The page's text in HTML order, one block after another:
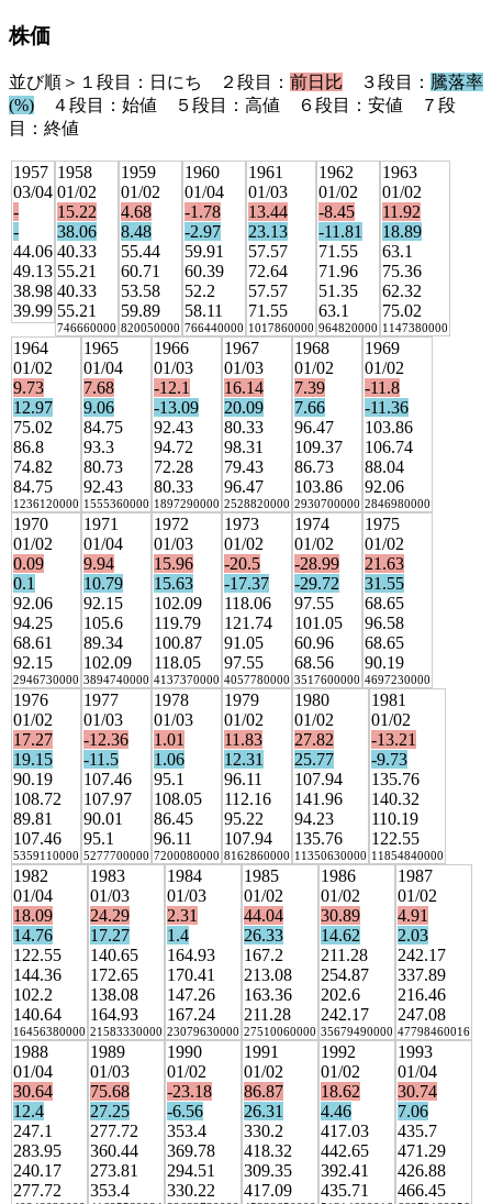
株価
並び順＞１段目：日にち ２段目： 前日比 ３段目： 騰落率
(%) ４段目：始値 ５段目：高値 ６段目：安値 ７段
目：終値
1957
03/04
-
-
44.06
49.13
38.98
39.99
1958
01/02
15.22
38.06
40.33
55.21
40.33
55.21
746660000
1959
01/02
4.68
8.48
55.44
60.71
53.58
59.89
820050000
1960
01/04
-1.78
-2.97
59.91
60.39
52.2
58.11
766440000
1961
01/03
13.44
23.13
57.57
72.64
57.57
71.55
1017860000
1962
01/02
-8.45
-11.81
71.55
71.96
51.35
63.1
964820000
1963
01/02
11.92
18.89
63.1
75.36
62.32
75.02
1147380000
1964
01/02
9.73
12.97
75.02
86.8
74.82
84.75
1236120000
1965
01/04
7.68
9.06
84.75
93.3
80.73
92.43
1555360000
1966
01/03
-12.1
-13.09
92.43
94.72
72.28
80.33
1897290000
1967
01/03
16.14
20.09
80.33
98.31
79.43
96.47
2528820000
1968
01/02
7.39
7.66
96.47
109.37
86.73
103.86
2930700000
1969
01/02
-11.8
-11.36
103.86
106.74
88.04
92.06
2846980000
1970
01/02
0.09
0.1
92.06
94.25
68.61
92.15
2946730000
1971
01/04
9.94
10.79
92.15
105.6
89.34
102.09
3894740000
1972
01/03
15.96
15.63
102.09
119.79
100.87
118.05
4137370000
1973
01/02
-20.5
-17.37
118.06
121.74
91.05
97.55
4057780000
1974
01/02
-28.99
-29.72
97.55
101.05
60.96
68.56
3517600000
1975
01/02
21.63
31.55
68.65
96.58
68.65
90.19
4697230000
1976
01/02
17.27
19.15
90.19
108.72
89.81
107.46
5359110000
1977
01/03
-12.36
-11.5
107.46
107.97
90.01
95.1
5277700000
1978
01/03
1.01
1.06
95.1
108.05
86.45
96.11
7200080000
1979
01/02
11.83
12.31
96.11
112.16
95.22
107.94
8162860000
1980
01/02
27.82
25.77
107.94
141.96
94.23
135.76
11350630000
1981
01/02
-13.21
-9.73
135.76
140.32
110.19
122.55
11854840000
1982
01/04
18.09
14.76
122.55
144.36
102.2
140.64
16456380000
1983
01/03
24.29
17.27
140.65
172.65
138.08
164.93
21583330000
1984
01/03
2.31
1.4
164.93
170.41
147.26
167.24
23079630000
1985
01/02
44.04
26.33
167.2
213.08
163.36
211.28
27510060000
1986
01/02
30.89
14.62
211.28
254.87
202.6
242.17
35679490000
1987
01/02
4.91
2.03
242.17
337.89
216.46
247.08
47798460016
1988
01/04
30.64
12.4
247.1
283.95
240.17
277.72
1989
01/03
75.68
27.25
277.72
360.44
273.81
353.4
1990
01/02
-23.18
-6.56
353.4
369.78
294.51
330.22
1991
01/02
86.87
26.31
330.2
418.32
309.35
417.09
1992
01/02
18.62
4.46
417.03
442.65
392.41
435.71
1993
01/04
30.74
7.06
435.7
471.29
426.88
466.45